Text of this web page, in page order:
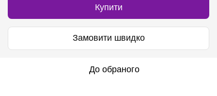
Купити
Замовити швидко
До обраного